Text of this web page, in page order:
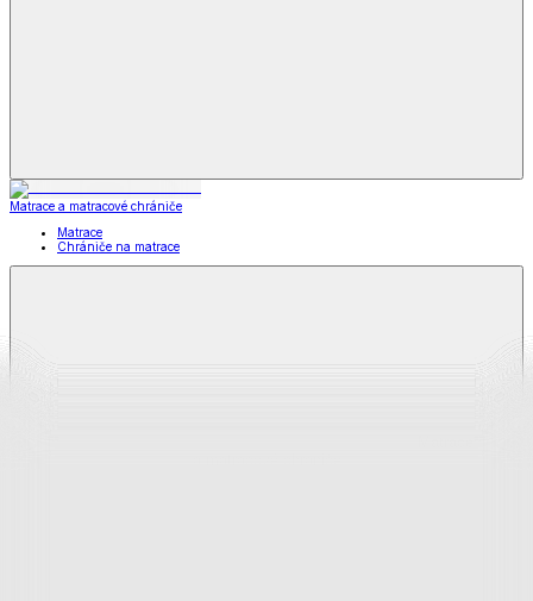
Matrace a matracové chrániče
Matrace
Chrániče na matrace